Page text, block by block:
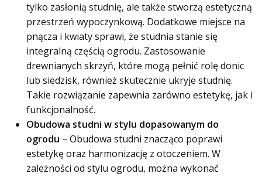
tylko zasłonią studnię, ale także stworzą estetyczną
przestrzeń wypoczynkową. Dodatkowe miejsce na
pnącza i kwiaty sprawi, że studnia stanie się
integralną częścią ogrodu. Zastosowanie
drewnianych skrzyń, które mogą pełnić rolę donic
lub siedzisk, również skutecznie ukryje studnię.
Takie rozwiązanie zapewnia zarówno estetykę, jak i
funkcjonalność.
Obudowa studni w stylu dopasowanym do
ogrodu – Obudowa studni znacząco poprawi
estetykę oraz harmonizację z otoczeniem. W
zależności od stylu ogrodu, można wykonać